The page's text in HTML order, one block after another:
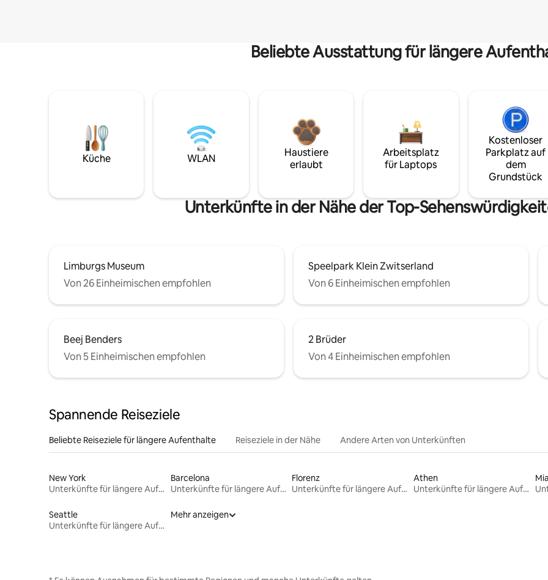
Beliebte Ausstattung für längere
Küche WLAN
Haustiere
erlaubt
Arbeitsplatz
für Laptops
Kostenloser
Parkplatz auf
dem
Grundstück
Unterkünfte in der Nähe der Top-
Limburgs Museum
Von 26 Einheimischen empfohlen
Speelpark Klein Zwitserland
Von 6 Einheimischen empfohlen
Beej Benders
Von 5 Einheimischen empfohlen
2 Brüder
Von 4 Einheimischen empfohlen
Spannende Reiseziele
Beliebte Reiseziele für längere Aufenthalte Reiseziele in der Nähe Andere Arten von Unterkünften
New York
Unterkünfte für längere Aufenthalte
Barcelona
Unterkünfte für längere Aufenthalte
Florenz
Unterkünfte für längere Aufenthalte
Athen
Unterkünfte für längere Aufenthalte
Seattle
Unterkünfte für längere Aufenthalte
Mehr anzeigen